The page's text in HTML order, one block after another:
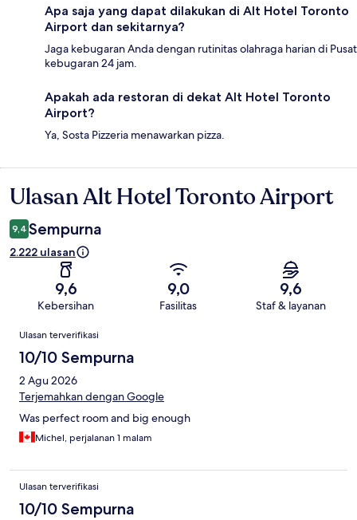
Apa saja yang dapat dilakukan di Alt Hotel Toronto
Airport dan sekitarnya?
Jaga kebugaran Anda dengan rutinitas olahraga harian di Pusat
kebugaran 24 jam.
Apakah ada restoran di dekat Alt Hotel Toronto
Airport?
Ya, Sosta Pizzeria menawarkan pizza.
Ulasan
Ulasan Alt Hotel Toronto Airport
9,4 Sempurna
2.222 ulasan
9,6
Kebersihan
9,0
Fasilitas
9,6
Staf & layanan
Ulasan
Ulasan terverifikasi
10/10 Sempurna
2 Agu 2026
Terjemahkan dengan Google
Was perfect room and big enough
Michel, perjalanan 1 malam
Ulasan terverifikasi
10/10 Sempurna